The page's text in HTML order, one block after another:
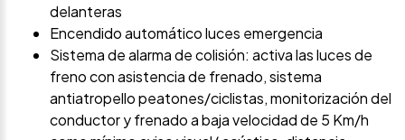
delanteras
Encendido automático luces emergencia
Sistema de alarma de colisión: activa las luces de
freno con asistencia de frenado, sistema
antiatropello peatones/ciclistas, monitorización del
conductor y frenado a baja velocidad de 5 Km/h